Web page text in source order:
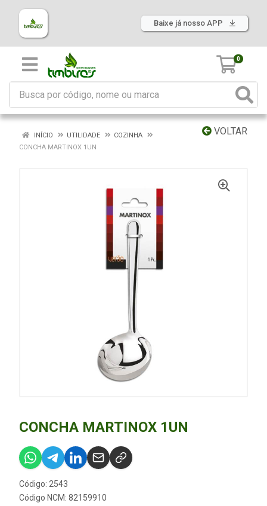
Baixe já nosso APP
0
VOLTAR
INÍCIO UTILIDADE
COZINHA
CONCHA MARTINOX 1UN
CONCHA MARTINOX 1UN
Código: 2543
Código NCM: 82159910